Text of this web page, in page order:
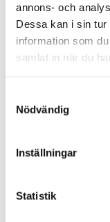
annons- och
Dessa kan i sin tur
information som
samlat in när du
Nödvändig
Inställningar
Statistik
Genom att
alg cellulosa till
pappersfibrer
effektiva
konfigurationer,